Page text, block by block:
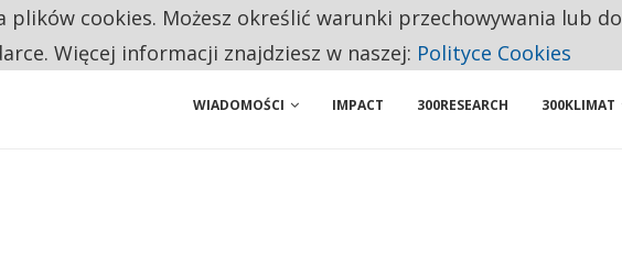
W EUROPEJSKI PRZEMYSŁ. NA LIŚCIE SĄ DWA PODMIOTY Z POLSKI
WIADOMOŚCI IMPACT 300RESEARCH 300KLIMAT
plików cookies. Możesz określić warunki przechowywania lub
Więcej informacji znajdziesz w naszej: Polityce Cookies